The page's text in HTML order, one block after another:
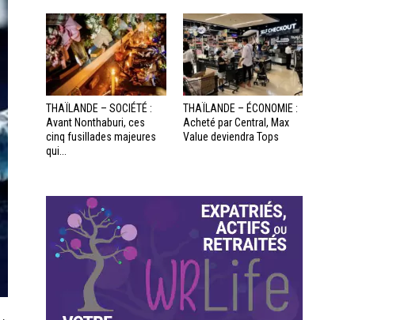
THAÏLANDE – SOCIÉTÉ :
Avant Nonthaburi, ces
cinq fusillades majeures
qui...
THAÏLANDE – ÉCONOMIE :
Acheté par Central, Max
Value deviendra Tops